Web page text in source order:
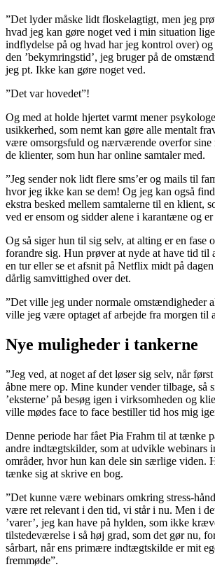
”Det lyder måske lidt floskelagtigt, men jeg
hvad jeg kan gøre noget ved i min situation
indflydelse på og hvad har jeg kontrol over)
den ’bekymringstid’, jeg bruger på de
jeg pt. Ikke kan gøre noget ved.
”Det var hovedet”!
Og med at holde hjertet varmt mener
usikkerhed, som nemt kan gøre alle mentalt
være omsorgsfuld og nærværende overfor sine
de klienter, som hun har online samtaler med.
”Jeg sender nok lidt flere sms’er og mails til
hvor jeg ikke kan se dem! Og jeg kan også
ekstra besked mellem samtalerne til en klient,
ved er ensom og sidder alene i karantæne og
Og så siger hun til sig selv, at alting er en fase
forandre sig. Hun prøver at nyde at have tid til
en tur eller se et afsnit på Netflix midt på
dårlig samvittighed over det.
”Det ville jeg under normale omstændigheder
ville jeg være optaget af arbejde fra morgen til
Nye muligheder i tankerne
”Jeg ved, at noget af det løser sig selv, når
åbne mere op. Mine kunder vender tilbage, så
’eksterne’ på besøg igen i virksomheden og
ville mødes face to face bestiller tid hos mig
Denne periode har fået Pia Frahm til at tænke
andre indtægtskilder, som at udvikle webinars
områder, hvor hun kan dele sin særlige viden.
tænke sig at skrive en bog.
”Det kunne være webinars omkring stress-
være ret relevant i den tid, vi står i nu. Men i
’varer’, jeg kan have på hylden, som ikke
tilstedeværelse i så høj grad, som det gør nu,
sårbart, når ens primære indtægtskilde er mit
fremmøde”.